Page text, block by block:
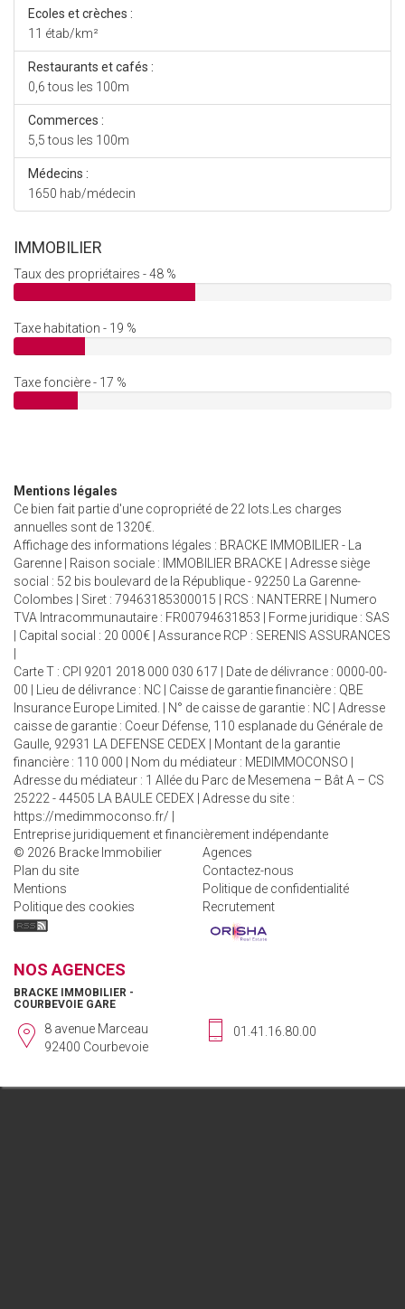
Ecoles et crèches :
11 étab/km²
Restaurants et cafés :
0,6 tous les 100m
Commerces :
5,5 tous les 100m
Médecins :
1650 hab/médecin
IMMOBILIER
Taux des propriétaires - 48 %
Taxe habitation - 19 %
Taxe foncière - 17 %
Mentions légales
Ce bien fait partie d'une copropriété de 22 lots.Les charges
annuelles sont de 1320€.
Affichage des informations légales : BRACKE IMMOBILIER - La
Garenne | Raison sociale : IMMOBILIER BRACKE | Adresse siège
social : 52 bis boulevard de la République - 92250 La Garenne-
Colombes | Siret : 79463185300015 | RCS : NANTERRE | Numero
TVA Intracommunautaire : FR00794631853 | Forme juridique : SAS
| Capital social : 20 000€ | Assurance RCP : SERENIS ASSURANCES
Carte T : CPI 9201 2018 000 030 617 | Date de délivrance : 0000-00-
00 | Lieu de délivrance : NC | Caisse de garantie financière : QBE
Insurance Europe Limited. | N° de caisse de garantie : NC | Adresse
caisse de garantie : Coeur Défense, 110 esplanade du Générale de
Gaulle, 92931 LA DEFENSE CEDEX | Montant de la garantie
financière : 110 000 | Nom du médiateur : MEDIMMOCONSO |
Adresse du médiateur : 1 Allée du Parc de Mesemena – Bât A – CS
25222 - 44505 LA BAULE CEDEX | Adresse du site :
https://medimmoconso.fr/
Entreprise juridiquement et financièrement indépendante
© 2026 Bracke Immobilier
Agences
Plan du site
Contactez-nous
Mentions
Politique de confidentialité
Politique des cookies
Recrutement
NOS AGENCES
BRACKE IMMOBILIER -
COURBEVOIE GARE
8 avenue Marceau
92400 Courbevoie
01.41.16.80.00